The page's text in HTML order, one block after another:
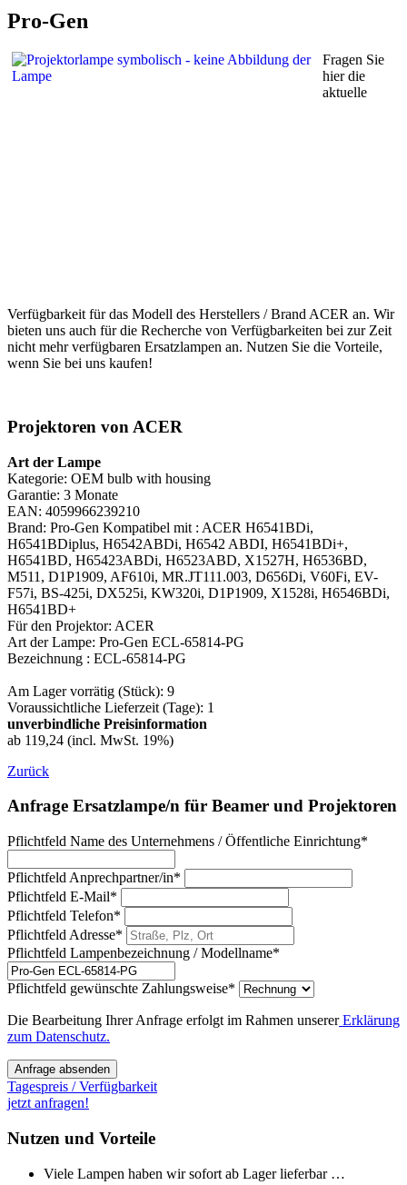
Pro-Gen
Fragen Sie
hier die
aktuelle
Verfügbarkeit für das Modell des Herstellers / Brand ACER an. Wir
bieten uns auch für die Recherche von Verfügbarkeiten bei zur Zeit
nicht mehr verfügbaren Ersatzlampen an. Nutzen Sie die Vorteile,
wenn Sie bei uns kaufen!
Projektoren von ACER
Art der Lampe
Kategorie: OEM bulb with housing
Garantie: 3 Monate
EAN: 4059966239210
Brand: Pro-Gen Kompatibel mit : ACER H6541BDi,
H6541BDiplus, H6542ABDi, H6542 ABDI, H6541BDi+,
H6541BD, H65423ABDi, H6523ABD, X1527H, H6536BD,
M511, D1P1909, AF610i, MR.JT111.003, D656Di, V60Fi, EV-
F57i, BS-425i, DX525i, KW320i, D1P1909, X1528i, H6546BDi,
H6541BD+
Für den Projektor: ACER
Art der Lampe: Pro-Gen ECL-65814-PG
Bezeichnung : ECL-65814-PG
Am Lager vorrätig (Stück): 9
Voraussichtliche Lieferzeit (Tage): 1
unverbindliche Preisinformation
ab 119,24 (incl. MwSt. 19%)
Zurück
Anfrage Ersatzlampe/n für Beamer und Projektoren
Pflichtfeld Name des Unternehmens / Öffentliche Einrichtung*
Pflichtfeld Anprechpartner/in*
Pflichtfeld E-Mail*
Pflichtfeld Telefon*
Pflichtfeld Adresse*
Pflichtfeld Lampenbezeichnung / Modellname*
Pflichtfeld gewünschte Zahlungsweise*
Die Bearbeitung Ihrer Anfrage erfolgt im Rahmen unsererErklärung
zum Datenschutz.
Anfrage absenden
Tagespreis / Verfügbarkeit
jetzt anfragen!
Nutzen und Vorteile
Viele Lampen haben wir sofort ab Lager lieferbar …